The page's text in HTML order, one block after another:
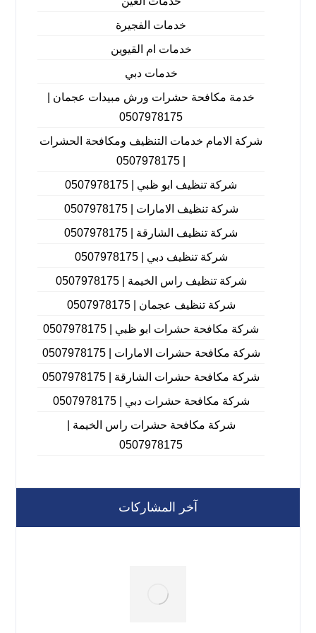
خدمات الفجيرة
خدمات ام القيوين
خدمات دبي
خدمة مكافحة حشرات ورش مبيدات عجمان |
0507978175
شركة الامام خدمات التنظيف ومكافحة الحشرات
شركة تنظيف ابو ظبي | 0507978175
شركة تنظيف الامارات | 0507978175
شركة تنظيف الشارقة | 0507978175
شركة تنظيف دبي | 0507978175
شركة تنظيف راس الخيمة | 0507978175
شركة تنظيف عجمان | 0507978175
شركة مكافحة حشرات ابو ظبي | 0507978175
شركة مكافحة حشرات الامارات | 0507978175
شركة مكافحة حشرات الشارقة | 0507978175
شركة مكافحة حشرات دبي | 0507978175
شركة مكافحة حشرات راس الخيمة |
0507978175
آخر المشاركات